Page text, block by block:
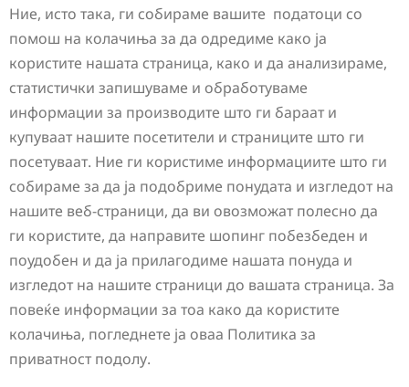
Ние, исто така, ги собираме вашите податоци со
помош на колачиња за да одредиме како ја
користите нашата страница, како и да анализираме,
статистички запишуваме и обработуваме
информации за производите што ги бараат и
купуваат нашите посетители и страниците што ги
посетуваат. Ние ги користиме информациите што ги
собираме за да ја подобриме понудата и изгледот на
нашите веб-страници, да ви овозможат полесно да
ги користите, да направите шопинг побезбеден и
поудобен и да ја прилагодиме нашата понуда и
изгледот на нашите страници до вашата страница. За
повеќе информации за тоа како да користите
колачиња, погледнете ја оваа Политика за
приватност подолу.